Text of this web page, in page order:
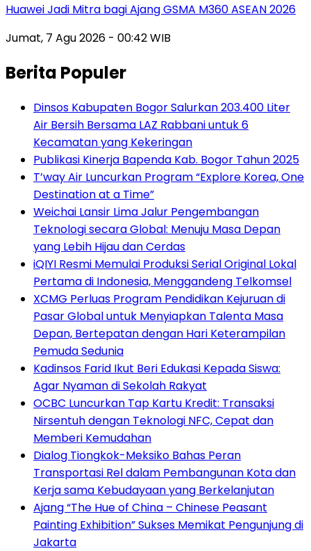
Huawei Jadi Mitra bagi Ajang GSMA M360 ASEAN 2026
Jumat, 7 Agu 2026 - 00:42 WIB
Berita Populer
Dinsos Kabupaten Bogor Salurkan 203.400 Liter
Air Bersih Bersama LAZ Rabbani untuk 6
Kecamatan yang Kekeringan
Publikasi Kinerja Bapenda Kab. Bogor Tahun 2025
T’way Air Luncurkan Program “Explore Korea, One
Destination at a Time”
Weichai Lansir Lima Jalur Pengembangan
Teknologi secara Global: Menuju Masa Depan
yang Lebih Hijau dan Cerdas
iQIYI Resmi Memulai Produksi Serial Original Lokal
Pertama di Indonesia, Menggandeng Telkomsel
XCMG Perluas Program Pendidikan Kejuruan di
Pasar Global untuk Menyiapkan Talenta Masa
Depan, Bertepatan dengan Hari Keterampilan
Pemuda Sedunia
Kadinsos Farid Ikut Beri Edukasi Kepada Siswa:
Agar Nyaman di Sekolah Rakyat
OCBC Luncurkan Tap Kartu Kredit: Transaksi
Nirsentuh dengan Teknologi NFC, Cepat dan
Memberi Kemudahan
Dialog Tiongkok-Meksiko Bahas Peran
Transportasi Rel dalam Pembangunan Kota dan
Kerja sama Kebudayaan yang Berkelanjutan
Ajang “The Hue of China – Chinese Peasant
Painting Exhibition” Sukses Memikat Pengunjung di
Jakarta